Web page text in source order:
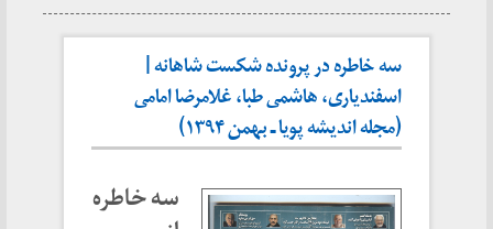
سه خاطره در پرونده شکست شاهانه |
اسفندیاری، هاشمی طبا، غلامرضا امامی
(مجله اندیشه پویا ـ بهمن ۱۳۹۴)
سه خاطره